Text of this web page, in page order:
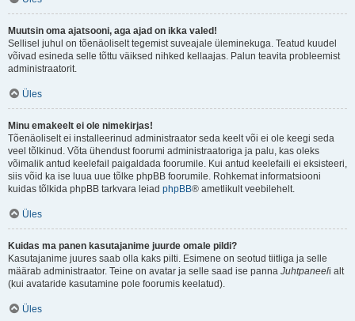
Muutsin oma ajatsooni, aga ajad on ikka valed!
Sellisel juhul on tõenäoliselt tegemist suveajale üleminekuga. Teatud kuudel
võivad esineda selle tõttu väiksed nihked kellaajas. Palun teavita probleemist
administraatorit.
Üles
Minu emakeelt ei ole nimekirjas!
Tõenäoliselt ei installeerinud administraator seda keelt või ei ole keegi seda
veel tõlkinud. Võta ühendust foorumi administraatoriga ja palu, kas oleks
võimalik antud keelefail paigaldada foorumile. Kui antud keelefaili ei eksisteeri,
siis võid ka ise luua uue tõlke phpBB foorumile. Rohkemat informatsiooni
kuidas tõlkida phpBB tarkvara leiad phpBB® ametlikult veebilehelt.
Üles
Kuidas ma panen kasutajanime juurde omale pildi?
Kasutajanime juures saab olla kaks pilti. Esimene on seotud tiitliga ja selle
määrab administraator. Teine on avatar ja selle saad ise panna Juhtpaneeli alt
(kui avataride kasutamine pole foorumis keelatud).
Üles